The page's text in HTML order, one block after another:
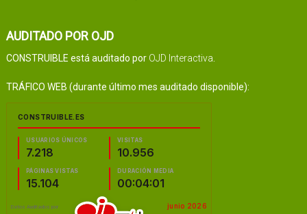
AUDITADO POR OJD
CONSTRUIBLE está auditado por OJD Interactiva
TRÁFICO WEB (durante último mes auditado disponible):